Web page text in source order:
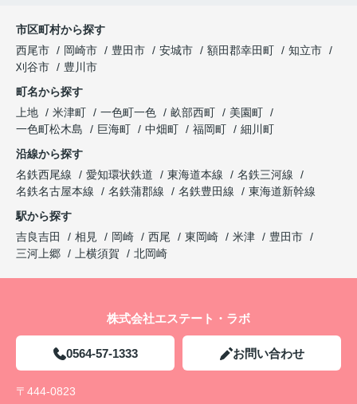
市区町村から探す
西尾市
岡崎市 豊田市 安城市 額田郡幸田町
知立市
刈谷市
豊川市
町名から探す
上地
米津町 一色町一色 畝部西町
美園町
一色町松木島
巨海町 中畑町 福岡町
細川町
沿線から探す
名鉄西尾線
愛知環状鉄道 東海道本線
名鉄三河線
名鉄名古屋本線
名鉄蒲郡線 名鉄豊田線
東海道新幹線
駅から探す
吉良吉田
相見 岡崎 西尾 東岡崎 米津
豊田市
三河上郷
上横須賀 北岡崎
株式会社エステート・ラボ
0564-57-1333 お問い合わせ
〒444-0823